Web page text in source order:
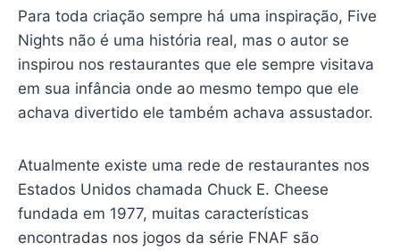
Para toda criação sempre há uma inspiração, Five
Nights não é uma história real, mas o autor se
inspirou nos restaurantes que ele sempre visitava
em sua infância onde ao mesmo tempo que ele
achava divertido ele também achava assustador.
Atualmente existe uma rede de restaurantes nos
Estados Unidos chamada Chuck E. Cheese
fundada em 1977, muitas características
encontradas nos jogos da série FNAF são